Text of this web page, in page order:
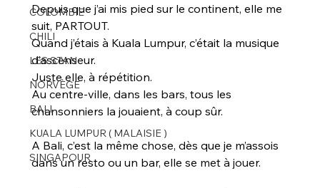
COLOMBIE
CHILI
LES STAN
NORVÈGE
BALI
KUALA LUMPUR ( MALAISIE )
SINGAPOUR
Depuis que j’ai mis pied sur le continent, elle me
suit, PARTOUT.
Quand j’étais à Kuala Lumpur, c’était la musique
d’ascenseur.
Juste elle, à répétition.
Au centre-ville, dans les bars, tous les
chansonniers la jouaient, à coup sûr.
A Bali, c’est la même chose, dès que je m’assois
dans un resto ou un bar, elle se met à jouer.